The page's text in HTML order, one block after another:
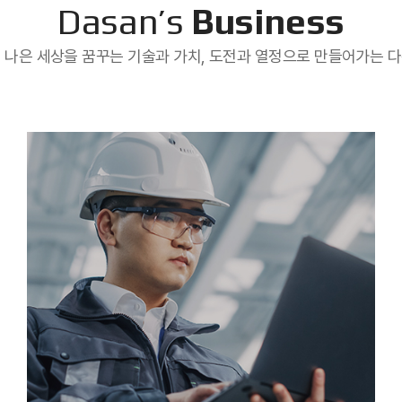
Dasan’s Business
나은 세상을 꿈꾸는 기술과 가치, 도전과 열정으로 만들어가는